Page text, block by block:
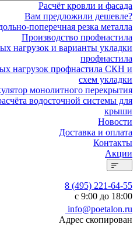
Расчёт кровли и фасада
Вам предложили дешевле?
поперечная резка металла
Производство профнастила
нагрузок и варианты укладки
профнастила
нагрузок профнастила СКН и
схем укладки
монолитного перекрытия
водосточной системы для
крыши
Новости
Доставка и оплата
Контакты
Акции
8 (495) 221-64-55
с 9:00 до 18:00
info@poetalon.ru
Адрес скопирован